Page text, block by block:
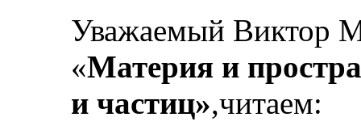
Уважаемый Виктор
«Материя и
и частиц»,читаем: